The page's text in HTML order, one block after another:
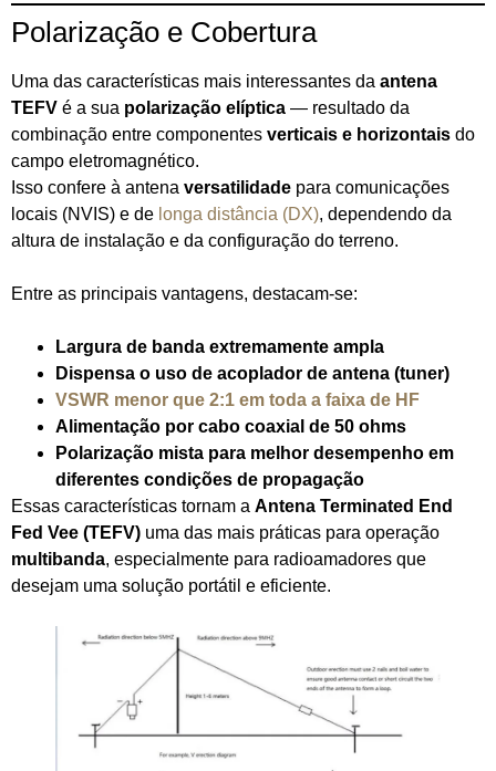
Polarização e Cobertura
Uma das características mais interessantes da antena
TEFV é a sua polarização elíptica — resultado da
combinação entre componentes verticais e horizontais do
campo eletromagnético.
Isso confere à antena versatilidade para comunicações
locais (NVIS) e de longa distância (DX), dependendo da
altura de instalação e da configuração do terreno.
Entre as principais vantagens, destacam-se:
Largura de banda extremamente ampla
Dispensa o uso de acoplador de antena (tuner)
VSWR menor que 2:1 em toda a faixa de HF
Alimentação por cabo coaxial de 50 ohms
Polarização mista para melhor desempenho em
diferentes condições de propagação
Essas características tornam a Antena Terminated End
Fed Vee (TEFV) uma das mais práticas para operação
multibanda, especialmente para radioamadores que
desejam uma solução portátil e eficiente.